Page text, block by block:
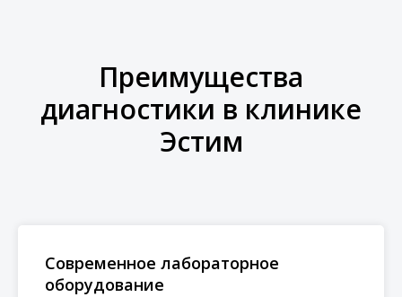
Преимущества
диагностики в клинике
Эстим
Современное лабораторное
оборудование